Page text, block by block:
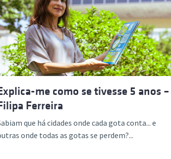
me como se tivesse 5 anos –
Ferreira
que há cidades onde cada gota conta... e
onde todas as gotas se perdem?...